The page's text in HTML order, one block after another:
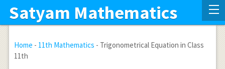
Satyam Mathematics
Home - 11th Mathematics - Trigonometrical Equation in Class
11th